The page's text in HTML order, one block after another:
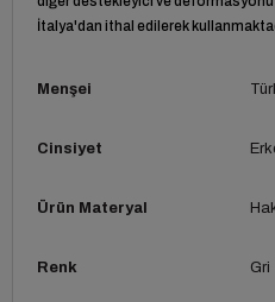
İtalya'dan ithal edilerek
Menşei
Cinsiyet
Ürün Materyal
Renk Gri